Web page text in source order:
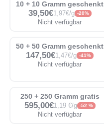
10 + 10 Gramm geschenkt
39,50€1,97€/g -20%
Nicht verfügbar
50 + 50 Gramm geschenkt
147,50€1,47€/g -41%
Nicht verfügbar
250 + 250 Gramm gratis
595,00€1,19 €/g -52 %
Nicht verfügbar